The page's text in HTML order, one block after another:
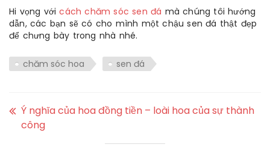
Hi vọng vớicách chăm sóc sen đá mà chúng tôi hướng
dẫn, các bạn sẽ có cho mình một chậu sen đá thật đẹp
để chưng bày trong nhà nhé.
chăm sóc hoa sen đá
Ý nghĩa của hoa đồng tiền – loài hoa của sự thành
công